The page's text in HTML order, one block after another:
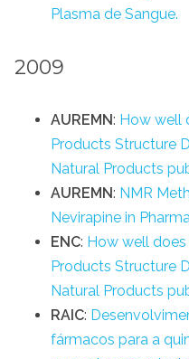
Plasma de Sangue.
2009
AUREMN: How well
Products Structure
Natural Products
AUREMN: NMR
Nevirapine in
ENC: How well
Products Structure
Natural Products
RAIC:
fármacos para a